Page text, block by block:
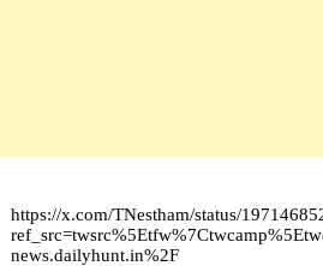
https://x.com/TNestham/status/
news.dailyhunt.in%2F